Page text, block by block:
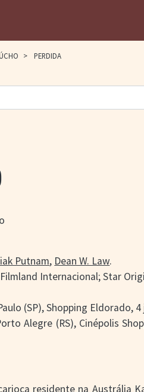
> PERDIDA
Putnam, Dean W. Law.
Internacional; Star
(SP), Shopping Eldorado,
Alegre (RS), Cinépolis
residente na Austrália